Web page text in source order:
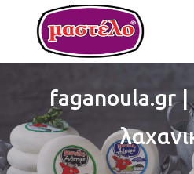
faganoula.gr |